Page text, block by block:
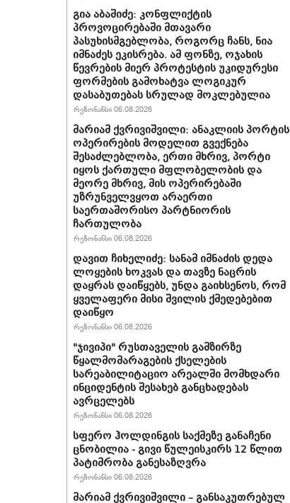
გია აბაშიძე: კონფლიქტის
პროვოცირებაში მთავარი
პასუხისმგებლობა, როგორც ჩანს, ნია
იმნაძეს ეკისრება. ამ ფონზე, ოჯახის
წევრების მიერ პროტესტის უკიდურესი
ფორმების გამოხატვა ლოგიკურ
დასაბუთებას სრულად მოკლებულია
რეზონანსი 06.08.2026
მარიამ ქვრივიშვილი: ანაკლიის პორტის
ოპერირების მოდელით გვექნება
შესაძლებლობა, ერთი მხრივ, პორტი
იყოს ქართული მფლობელობის და
მეორე მხრივ, მის ოპერირებაში
უზრუნველვყოთ არაერთი
საერთაშორისო პარტნიორის
ჩართულობა
რეზონანსი 06.08.2026
დავით ჩიხელიძე: სანამ იმნაძის დედა
ლოყების ხოკვას და თავზე ნაცრის
დაყრას დაიწყებს, უნდა გაიხსენოს, რომ
ყველაფერი მისი შვილის ქმედებებით
დაიწყო
რეზონანსი 06.08.2026
"ჯივიპი" რუსთაველის გამზირზე
წყალმომარაგების ქსელების
სარეაბილიტაციო არეალში მომხდარი
ინციდენტის შესახებ განცხადებას
ავრცელებს
რეზონანსი 06.08.2026
სფერო ჰოლდინგის საქმეზე განაჩენი
ცნობილია - გივი წულეისკირს 12 წლით
პატიმრობა განესაზღვრა
რეზონანსი 06.08.2026
მარიამ ქვრივიშვილი – განსაკუთრებულ